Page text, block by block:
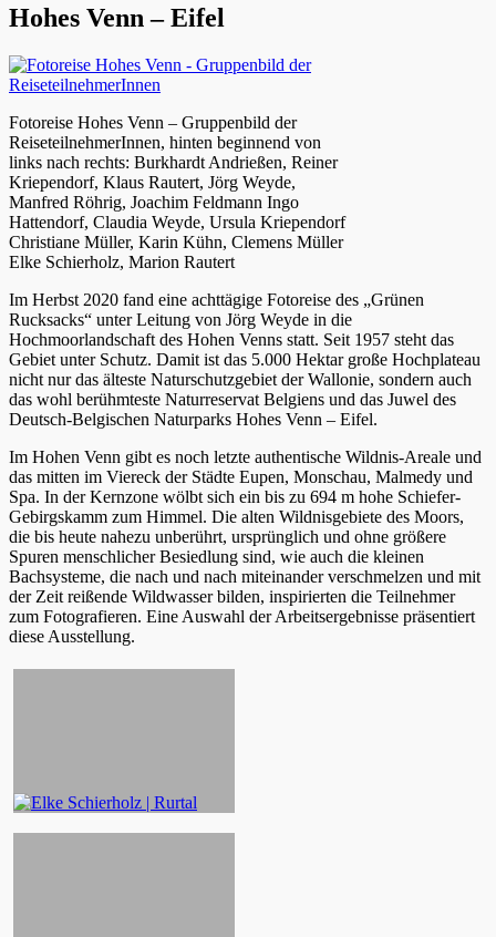
Hohes Venn – Eifel
Fotoreise Hohes Venn – Gruppenbild der
ReiseteilnehmerInnen, hinten beginnend von
links nach rechts: Burkhardt Andrießen, Reiner
Kriependorf, Klaus Rautert, Jörg Weyde,
Manfred Röhrig, Joachim Feldmann Ingo
Hattendorf, Claudia Weyde, Ursula Kriependorf
Christiane Müller, Karin Kühn, Clemens Müller
Elke Schierholz, Marion Rautert
Im Herbst 2020 fand eine achttägige Fotoreise des „Grünen
Rucksacks“ unter Leitung von Jörg Weyde in die
Hochmoorlandschaft des Hohen Venns statt. Seit 1957 steht das
Gebiet unter Schutz. Damit ist das 5.000 Hektar große Hochplateau
nicht nur das älteste Naturschutzgebiet der Wallonie, sondern auch
das wohl berühmteste Naturreservat Belgiens und das Juwel des
Deutsch-Belgischen Naturparks Hohes Venn – Eifel.
Im Hohen Venn gibt es noch letzte authentische Wildnis-Areale und
das mitten im Viereck der Städte Eupen, Monschau, Malmedy und
Spa. In der Kernzone wölbt sich ein bis zu 694 m hohe Schiefer-
Gebirgskamm zum Himmel. Die alten Wildnisgebiete des Moors,
die bis heute nahezu unberührt, ursprünglich und ohne größere
Spuren menschlicher Besiedlung sind, wie auch die kleinen
Bachsysteme, die nach und nach miteinander verschmelzen und mit
der Zeit reißende Wildwasser bilden, inspirierten die Teilnehmer
zum Fotografieren. Eine Auswahl der Arbeitsergebnisse präsentiert
diese Ausstellung.